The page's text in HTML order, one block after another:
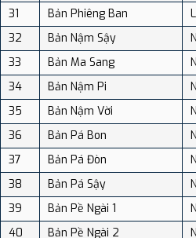
31
Bản Phiêng Ban
32
Bản Nậm Sậy
33
Bản Ma Sang
34
Bản Nậm Pi
35
Bản Nậm Vời
36
Bản Pá Bon
37
Bản Pá Đòn
38
Bản Pá Sậy
39
Bản Pề Ngài 1
40
Bản Pề Ngài 2